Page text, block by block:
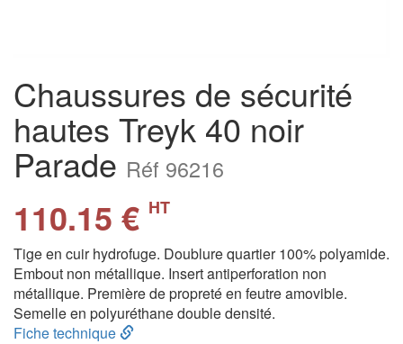
Chaussures de sécurité
hautes Treyk 40 noir
Parade Réf 96216
110.15 € HT
Tige en cuir hydrofuge. Doublure quartier 100% polyamide.
Embout non métallique. Insert antiperforation non
métallique. Première de propreté en feutre amovible.
Semelle en polyuréthane double densité.
Fiche technique